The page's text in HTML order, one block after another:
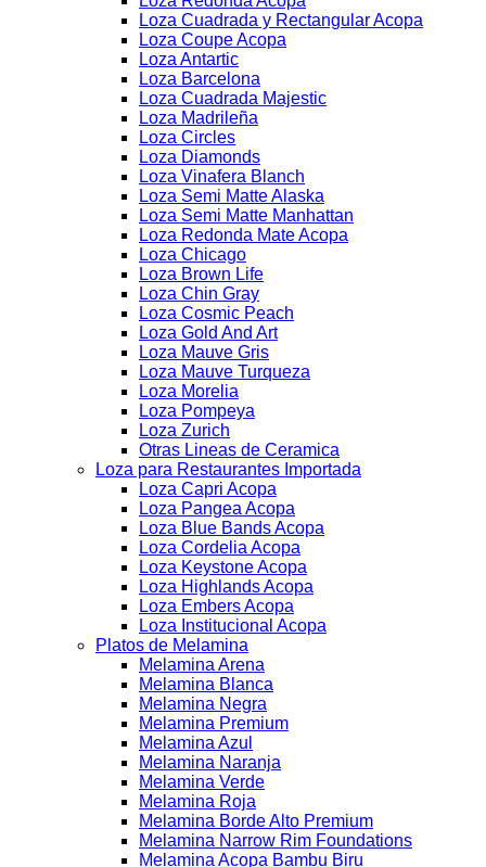
Loza Cuadrada y Rectangular Acopa
Loza Coupe Acopa
Loza Antartic
Loza Barcelona
Loza Cuadrada Majestic
Loza Madrileña
Loza Circles
Loza Diamonds
Loza Vinafera Blanch
Loza Semi Matte Alaska
Loza Semi Matte Manhattan
Loza Redonda Mate Acopa
Loza Chicago
Loza Brown Life
Loza Chin Gray
Loza Cosmic Peach
Loza Gold And Art
Loza Mauve Gris
Loza Mauve Turqueza
Loza Morelia
Loza Pompeya
Loza Zurich
Otras Lineas de Ceramica
Loza para Restaurantes Importada
Loza Capri Acopa
Loza Pangea Acopa
Loza Blue Bands Acopa
Loza Cordelia Acopa
Loza Keystone Acopa
Loza Highlands Acopa
Loza Embers Acopa
Loza Institucional Acopa
Platos de Melamina
Melamina Arena
Melamina Blanca
Melamina Negra
Melamina Premium
Melamina Azul
Melamina Naranja
Melamina Verde
Melamina Roja
Melamina Borde Alto Premium
Melamina Narrow Rim Foundations
Melamina Acopa Bambu Biru